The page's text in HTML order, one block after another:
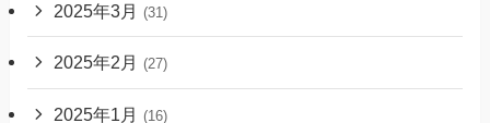
2025年3月 (31)
2025年2月 (27)
2025年1月 (16)